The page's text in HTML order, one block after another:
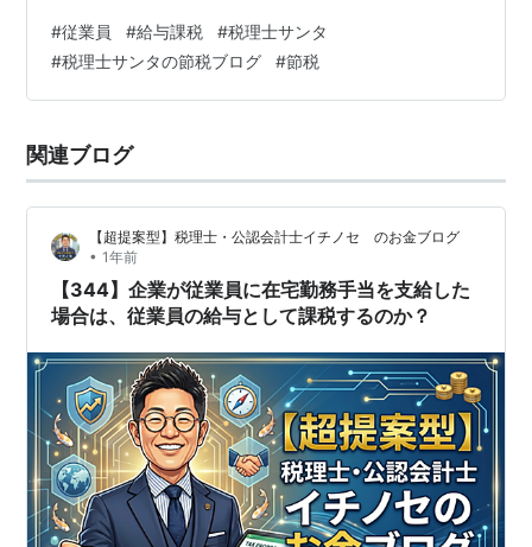
進とコロナ禍が重なり、導入企業が急増しました。 現在
は、推奨する会社は、全体の10%台のようです。 新型コ
ロナウィルスの落ち着きとともに減少したものの、働き
す。 そこで、在宅ワーク時における税務上の取り扱いに
ついて記載したいと思います。…
#従業員 #給与課税 #税理士サンタ
#税理士サンタの節税ブログ #節税
関連ブログ
【超提案型】税理士・公認会計士イチノセ のお金ブログ
• 1年前
【344】企業が従業員に在宅勤務手当を支給した
場合は、従業員の給与として課税するのか？